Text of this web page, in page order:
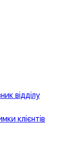
відділу
клієнтів